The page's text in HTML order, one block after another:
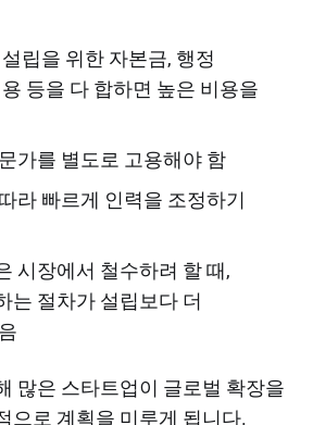
립을 위한 자본금, 행정
등을 다 합하면 높은 비용을
가를 별도로 고용해야 함
라 빠르게 인력을 조정하기
시장에서 철수하려 할 때,
는 절차가 설립보다 더
많은 스타트업이 글로벌 확장을
으로 계획을 미루게 됩니다.